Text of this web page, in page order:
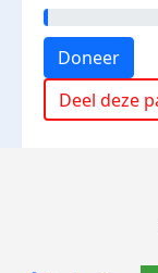
Doneer
Deel deze